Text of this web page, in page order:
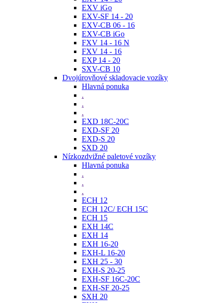
EXV iGo
EXV-SF 14 - 20
EXV-CB 06 - 16
EXV-CB iGo
FXV 14 - 16 N
FXV 14 - 16
EXP 14 - 20
SXV-CB 10
Dvojúrovňové skladovacie vozíky
Hlavná ponuka
.
.
.
EXD 18C-20C
EXD-SF 20
EXD-S 20
SXD 20
Nízkozdvižné paletové vozíky
Hlavná ponuka
.
.
.
ECH 12
ECH 12C/ ECH 15C
ECH 15
EXH 14C
EXH 14
EXH 16-20
EXH-L 16-20
EXH 25 - 30
EXH-S 20-25
EXH-SF 16C-20C
EXH-SF 20-25
SXH 20